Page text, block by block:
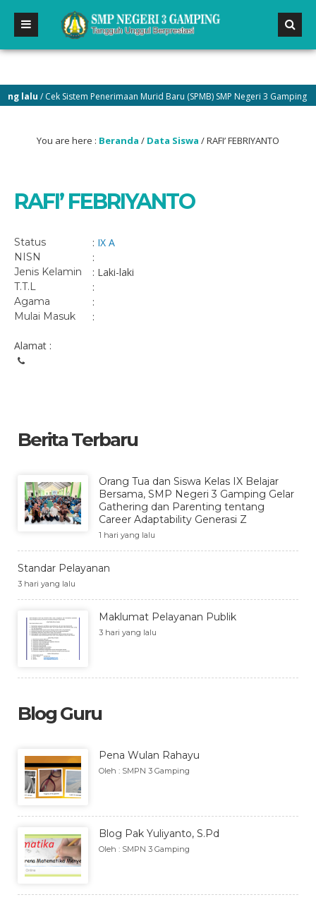
lalu/ Cek Sistem Penerimaan Murid Baru (SPMB) SMP Negeri 3 Gamping di
You are here : Beranda / Data Siswa /RAFI’ FEBRIYANTO
RAFI’ FEBRIYANTO
Status : IX A
NISN :
Jenis Kelamin : Laki-laki
T.T.L :
Agama :
Mulai Masuk :
Alamat :
Berita Terbaru
Orang Tua dan Siswa Kelas IX Belajar
Bersama, SMP Negeri 3 Gamping Gelar
Gathering dan Parenting tentang
Career Adaptability Generasi Z
1 hari yang lalu
Standar Pelayanan
3 hari yang lalu
Maklumat Pelayanan Publik
3 hari yang lalu
Blog Guru
Pena Wulan Rahayu
Oleh : SMPN 3 Gamping
Blog Pak Yuliyanto, S.Pd
Oleh : SMPN 3 Gamping